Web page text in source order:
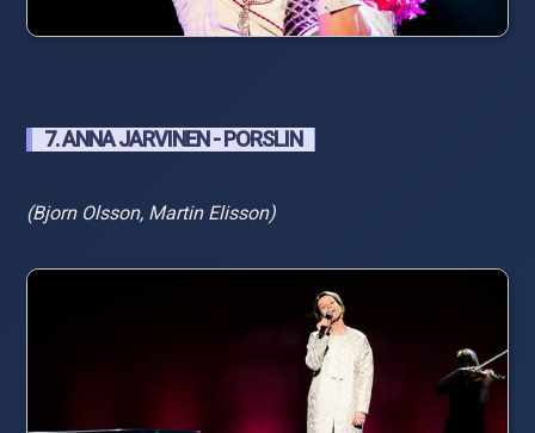
7. ANNA JARVINEN - PORSLIN
(Bjorn Olsson, Martin Elisson)